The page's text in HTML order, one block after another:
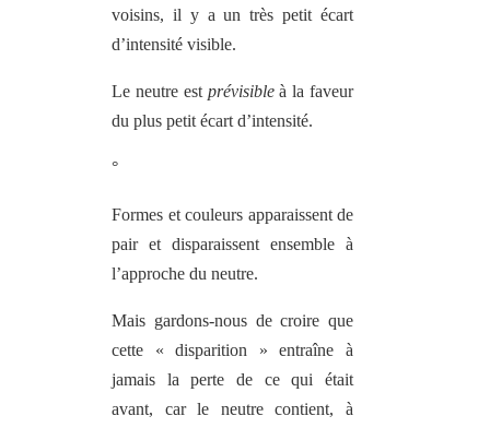
voisins, il y a un très petit écart
d’intensité visible.
Le neutre est prévisibleà la faveur
du plus petit écart d’intensité.
°
Formes et couleurs apparaissent de
pair et disparaissent ensemble à
l’approche du neutre.
Mais gardons-nous de croire que
cette « disparition » entraîne à
jamais la perte de ce qui était
avant, car le neutre contient, à